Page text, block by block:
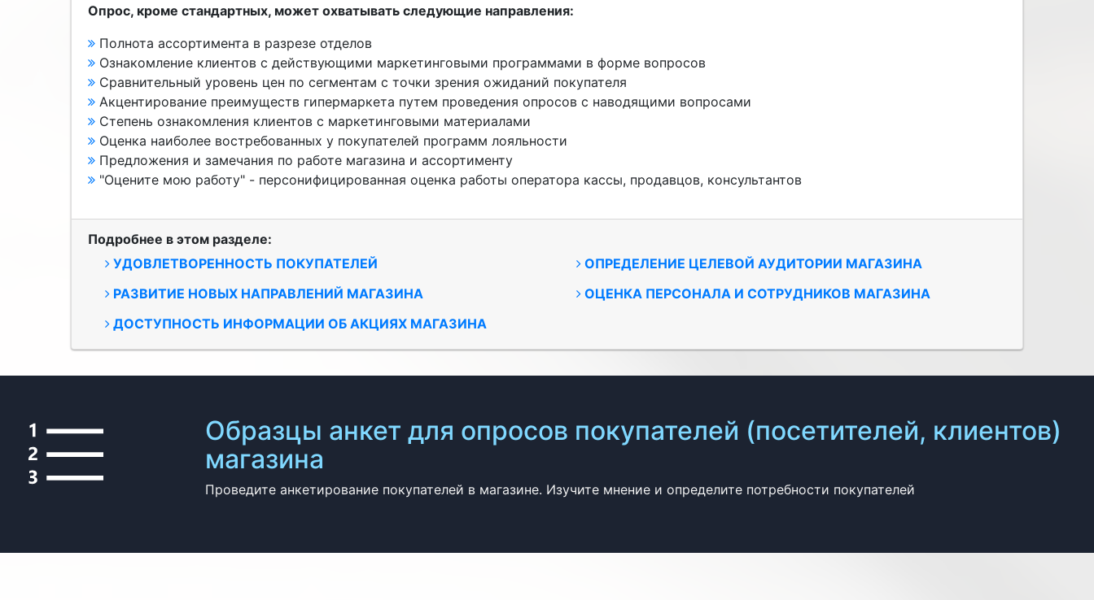
Опрос, кроме стандартных, может охватывать следующие направления:
Полнота ассортимента в разрезе отделов
Ознакомление клиентов с действующими маркетинговыми программами в форме вопросов
Сравнительный уровень цен по сегментам с точки зрения ожиданий покупателя
Акцентирование преимуществ гипермаркета путем проведения опросов с наводящими вопросами
Степень ознакомления клиентов с маркетинговыми материалами
Оценка наиболее востребованных у покупателей программ лояльности
Предложения и замечания по работе магазина и ассортименту
"Оцените мою работу" - персонифицированная оценка работы оператора кассы, продавцов, консультантов
Подробнее в этом разделе:
УДОВЛЕТВОРЕННОСТЬ ПОКУПАТЕЛЕЙ
ОПРЕДЕЛЕНИЕ ЦЕЛЕВОЙ АУДИТОРИИ МАГАЗИНА
РАЗВИТИЕ НОВЫХ НАПРАВЛЕНИЙ МАГАЗИНА ОЦЕНКА ПЕРСОНАЛА И СОТРУДНИКОВ МАГАЗИНА
ДОСТУПНОСТЬ ИНФОРМАЦИИ ОБ АКЦИЯХ МАГАЗИНА
Образцы анкет для опросов покупателей (посетителей, клиентов)
магазина
Проведите анкетирование покупателей в магазине. Изучите мнение и определите потребности покупателей